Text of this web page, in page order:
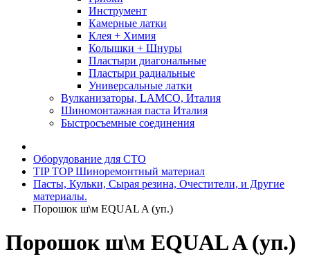
Инструмент
Камерные латки
Клея + Химия
Колышки + Шнуры
Пластыри диагональные
Пластыри радиальные
Универсальные латки
Вулканизаторы, LAMCO, Италия
Шиномонтажная паста Италия
Быстросъемные соединения
Оборудование для СТО
TIP TOP Шиноремонтный материал
Пасты, Кульки, Сырая резина, Очестители, и Другие
материалы.
Порошок ш\м EQUAL A (уп.)
Порошок ш\м EQUAL A (уп.)